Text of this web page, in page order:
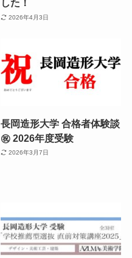
した！
2026年4月3日
長岡造形大学 合格者体験談
㊗️ 2026年度受験
2026年3月7日